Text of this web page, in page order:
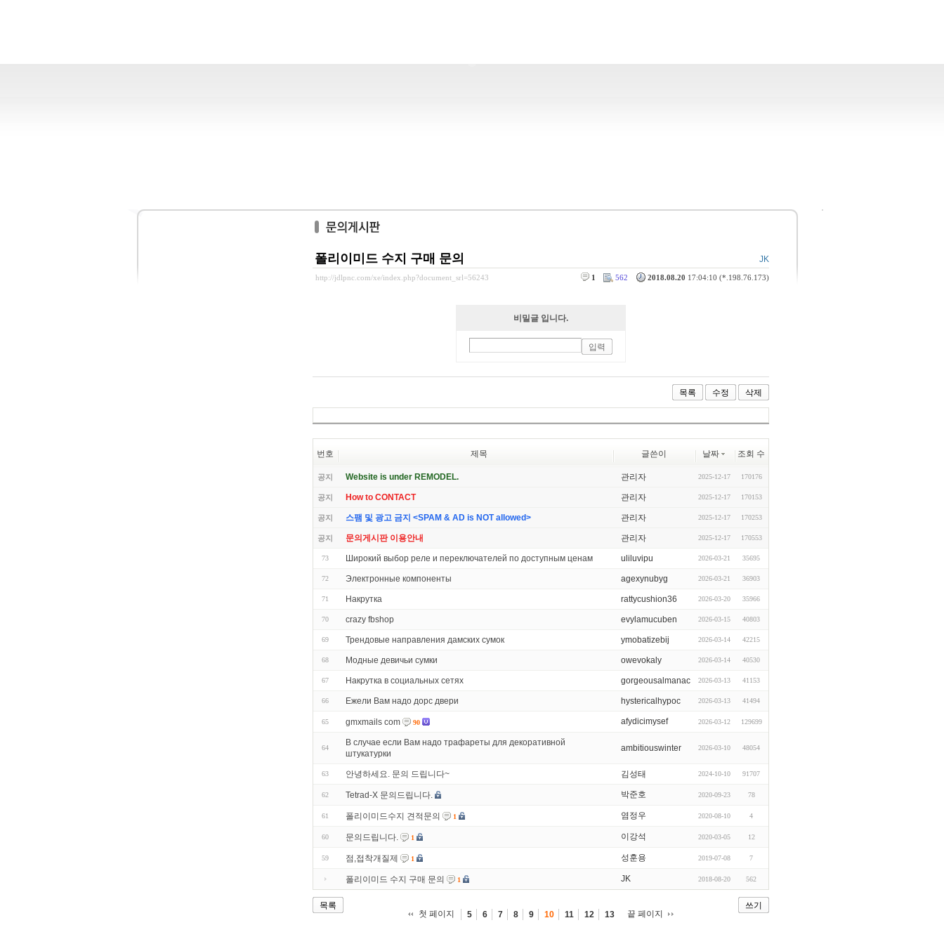
폴리이미드 수지 구매 문의 JK
http://jdlpnc.com/xe/index.php?document_srl=56243 2018.08.20 17:04:10 (*.198.76.173)
562
1
비밀글 입니다.
목록 수정 삭제
번호 제목 글쓴이 날짜 조회 수
공지 Website is under REMODEL. 관리자 2025-12-17 170176
공지 How to CONTACT 관리자 2025-12-17 170153
공지 스팸 및 광고 금지 <SPAM & AD is NOT allowed> 관리자 2025-12-17 170253
공지 문의게시판 이용안내 관리자 2025-12-17 170553
73 Широкий выбор реле и переключателей по доступным ценам uliluvipu 2026-03-21 35695
72 Электронные компоненты agexynubyg 2026-03-21 36903
71 Накрутка rattycushion36 2026-03-20 35966
70 crazy fbshop evylamucuben 2026-03-15 40803
69 Трендовые направления дамских сумок ymobatizebij 2026-03-14 42215
68 Модные девичьи сумки owevokaly 2026-03-14 40530
67 Накрутка в социальных сетях gorgeousalmanac 2026-03-13 41153
66 Ежели Вам надо дорс двери hystericalhypoc 2026-03-13 41494
65 gmxmails com 90 afydicimysef 2026-03-12 129699
64
В случае если Вам надо трафареты для декоративной
штукатурки
ambitiouswinter 2026-03-10 48054
63 안녕하세요. 문의 드립니다~ 김성태 2024-10-10 91707
62 Tetrad-X 문의드립니다. 박준호 2020-09-23 78
61 폴리이미드수지 견적문의 1 염정우 2020-08-10 4
60 문의드립니다. 1 이강석 2020-03-05 12
59 점,접착개질제 1 성훈용 2019-07-08 7
폴리이미드 수지 구매 문의 1 JK 2018-08-20 562
목록
쓰기
첫 페이지
5 6 7 8 9 10 11 12 13 끝 페이지